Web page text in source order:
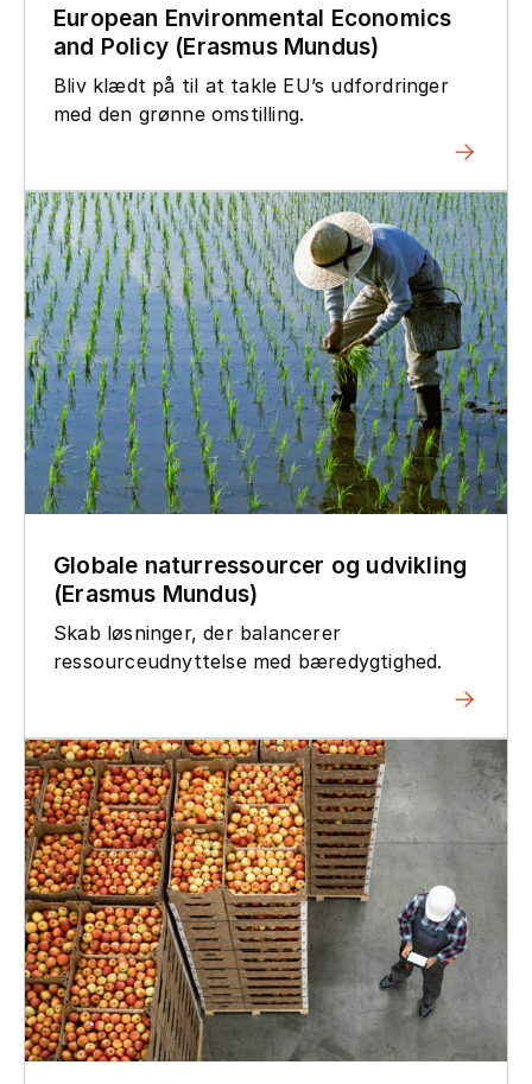
European Environmental Economics
and Policy (Erasmus Mundus)
Bliv klædt på til at takle EU’s udfordringer
med den grønne omstilling.
Globale naturressourcer og udvikling
(Erasmus Mundus)
Skab løsninger, der balancerer
ressourceudnyttelse med bæredygtighed.